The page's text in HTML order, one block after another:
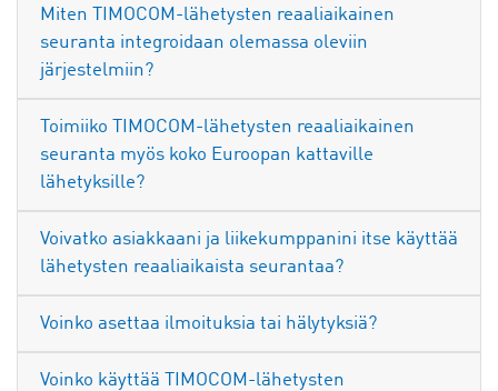
Miten TIMOCOM-lähetysten reaaliaikainen
seuranta integroidaan olemassa oleviin
järjestelmiin?
Toimiiko TIMOCOM-lähetysten reaaliaikainen
seuranta myös koko Euroopan kattaville
lähetyksille?
Voivatko asiakkaani ja liikekumppanini itse käyttää
lähetysten reaaliaikaista seurantaa?
Voinko asettaa ilmoituksia tai hälytyksiä?
Voinko käyttää TIMOCOM-lähetysten